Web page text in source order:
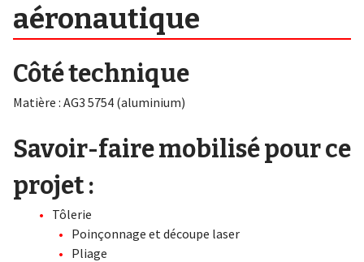
aéronautique
Côté technique
Matière : AG3 5754 (aluminium)
Savoir-faire mobilisé pour ce
projet :
Tôlerie
Poinçonnage et découpe laser
Pliage